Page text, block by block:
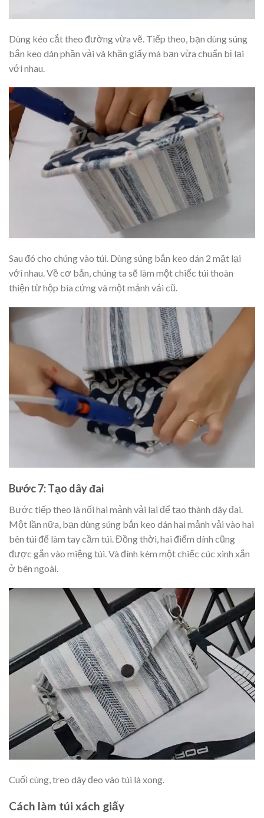
Dùng kéo cắt theo đường vừa vẽ. Tiếp theo, bạn dùng súng
bắn keo dán phần vải và khăn giấy mà bạn vừa chuẩn bị lại
với nhau.
Sau đó cho chúng vào túi. Dùng súng bắn keo dán 2 mặt lại
với nhau. Về cơ bản, chúng ta sẽ làm một chiếc túi thoàn
thiện từ hộp bìa cứng và một mảnh vải cũ.
Bước 7: Tạo dây đai
Bước tiếp theo là nối hai mảnh vải lại để tạo thành dây đai.
Một lần nữa, bạn dùng súng bắn keo dán hai mảnh vải vào hai
bên túi để làm tay cầm túi. Đồng thời, hai điểm dính cũng
được gắn vào miệng túi. Và đính kèm một chiếc cúc xinh xắn
ở bên ngoài.
Cuối cùng, treo dây đeo vào túi là xong.
Cách làm túi xách giấy